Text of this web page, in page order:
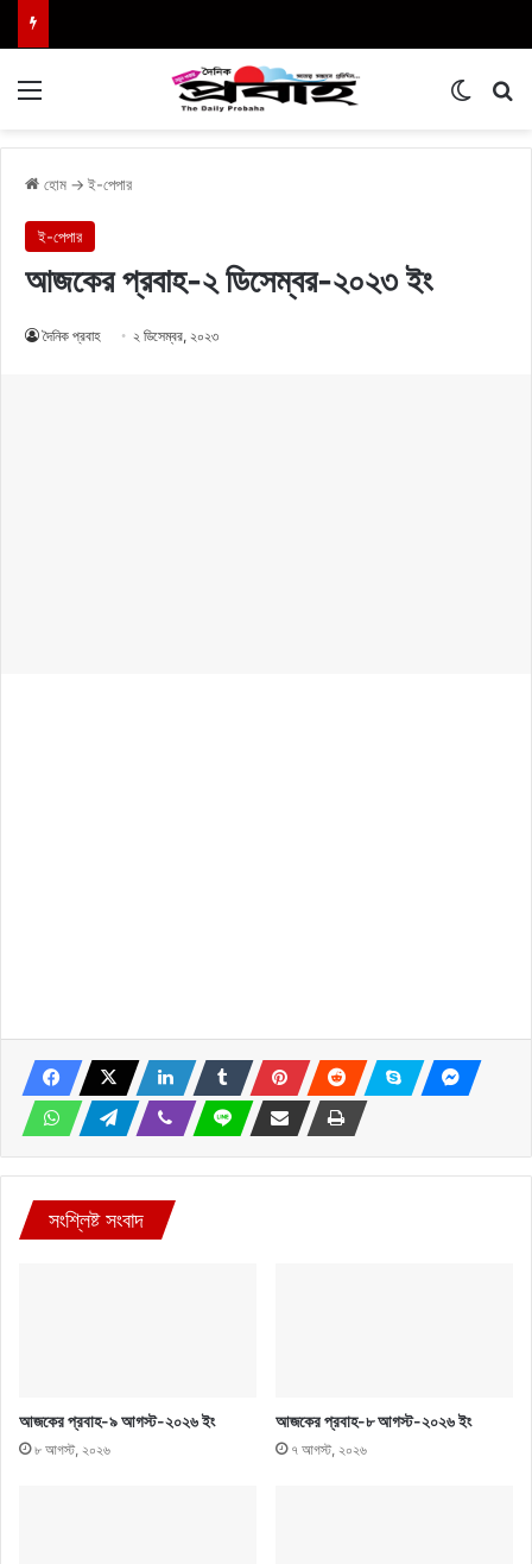
হোম → ই-পেপার
ই-পেপার
আজকের প্রবাহ-২ ডিসেম্বর-২০২৩ ইং
দৈনিক প্রবাহ ২ ডিসেম্বর, ২০২৩
সংশ্লিষ্ট সংবাদ
আজকের প্রবাহ-৯ আগস্ট-২০২৬ ইং
৮ আগস্ট, ২০২৬
আজকের প্রবাহ-৮ আগস্ট-২০২৬ ইং
৭ আগস্ট, ২০২৬